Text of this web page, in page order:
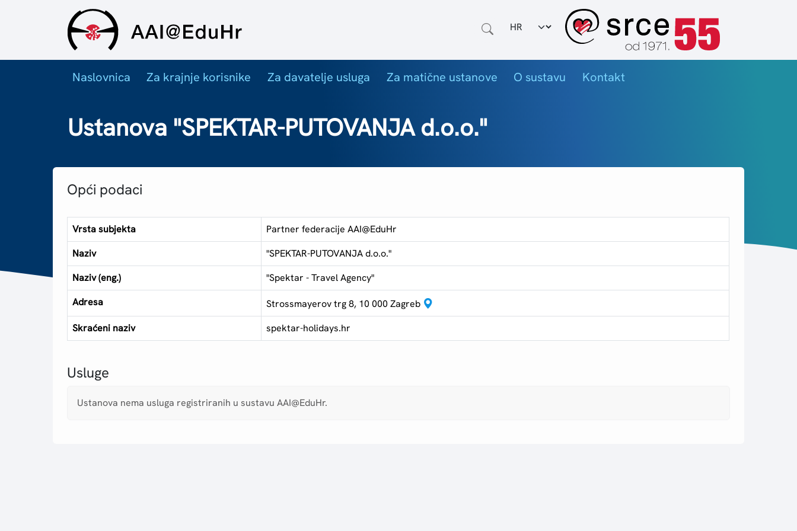
Odabir jezika
Naslovnica Za krajnje korisnike Za davatelje usluga Za matične ustanove O sustavu Kontakt
Ustanova "SPEKTAR-PUTOVANJA d.o.o."
Opći podaci
Vrsta subjekta
Partner federacije AAI@EduHr
Naziv
"SPEKTAR-PUTOVANJA d.o.o."
Naziv (eng.)
"Spektar - Travel Agency"
Adresa
Strossmayerov trg 8, 10 000 Zagreb
Skraćeni naziv
spektar-holidays.hr
Usluge
Ustanova nema usluga registriranih u sustavu AAI@EduHr.